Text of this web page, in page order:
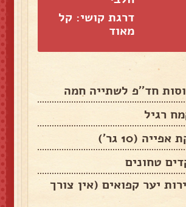
דרגת קושי: קל
מאוד
חד''פ לשתייה חמה
(10 גר')
פירות יער קפואים (אין צורך